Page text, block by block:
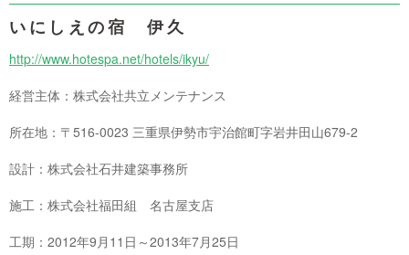
いにしえの宿 伊久
http://www.hotespa.net/hotels/ikyu/
経営主体：株式会社共立メンテナンス
所在地：〒516-0023 三重県伊勢市宇治館町字岩井田山679-2
設計：株式会社石井建築事務所
施工：株式会社福田組 名古屋支店
工期：2012年9月11日～2013年7月25日